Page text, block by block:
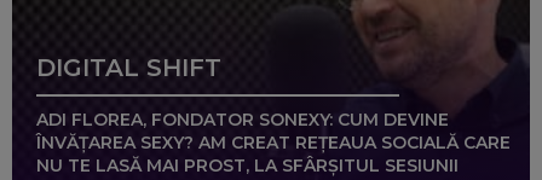
DIGITAL SHIFT
ADI FLOREA, FONDATOR SONEXY: CUM DEVINE
ÎNVĂȚAREA SEXY? AM CREAT REȚEAUA SOCIALĂ CARE
NU TE LASĂ MAI PROST, LA SFÂRȘITUL SESIUNII